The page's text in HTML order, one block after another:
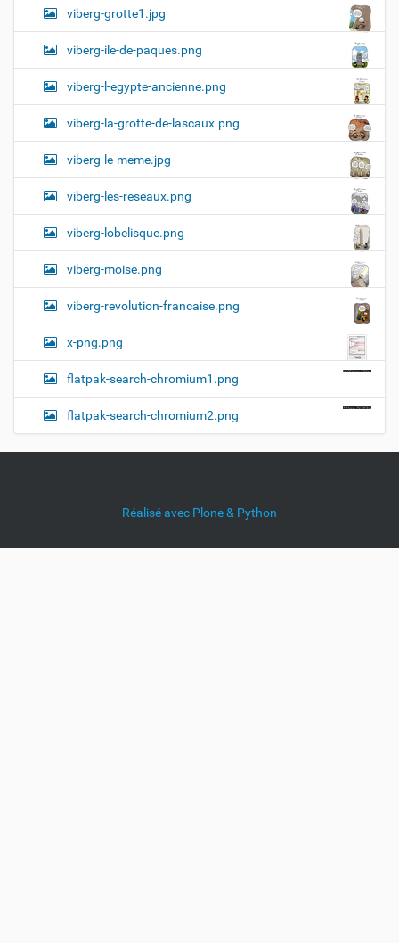
viberg-grotte1.jpg
viberg-ile-de-paques.png
viberg-l-egypte-ancienne.png
viberg-la-grotte-de-lascaux.png
viberg-le-meme.jpg
viberg-les-reseaux.png
viberg-lobelisque.png
viberg-moise.png
viberg-revolution-francaise.png
x-png.png
flatpak-search-chromium1.png
flatpak-search-chromium2.png
Réalisé avec Plone & Python